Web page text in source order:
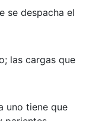
se despacha el
las cargas que
uno tiene que